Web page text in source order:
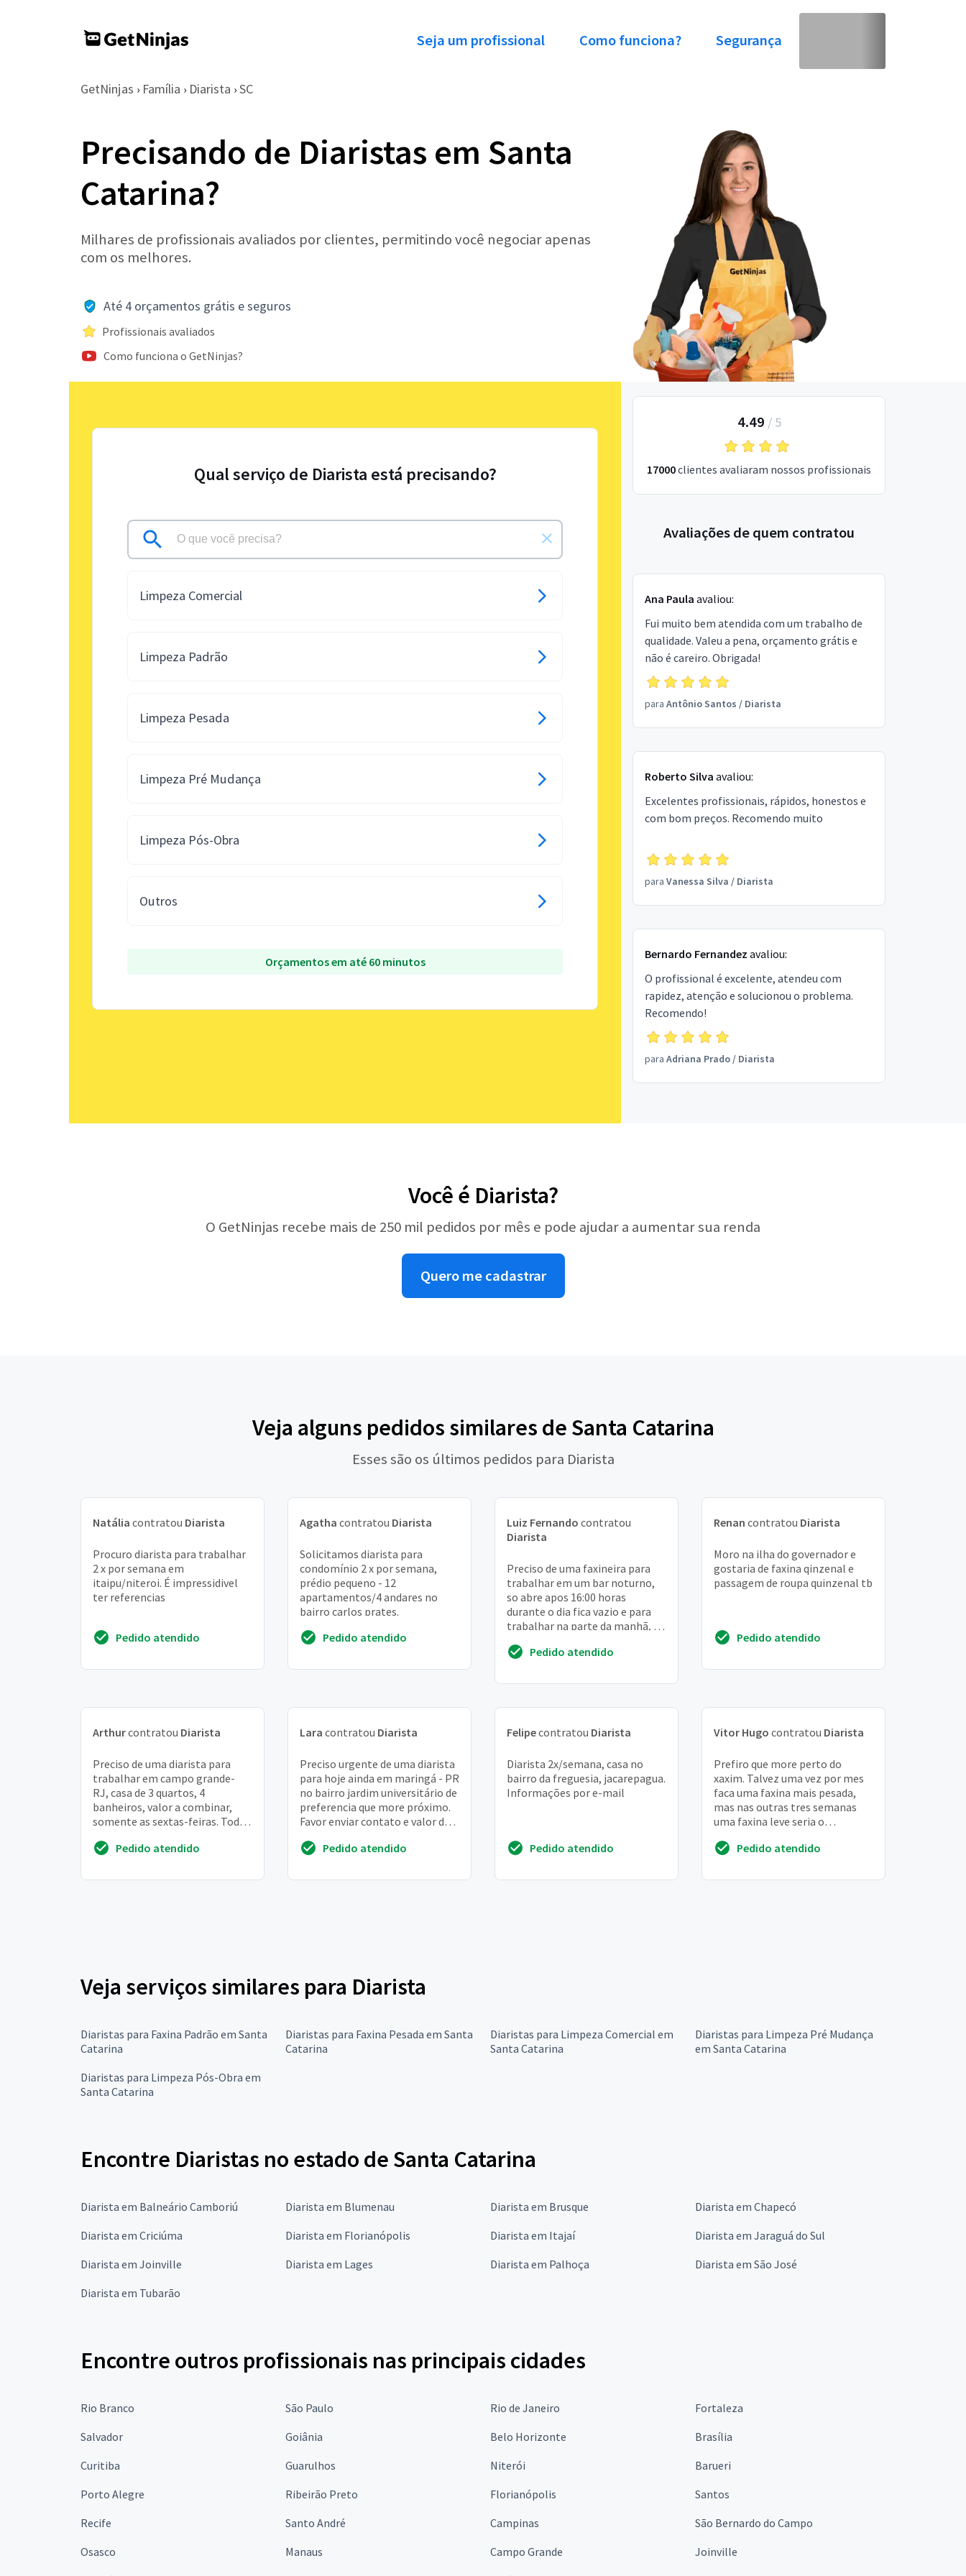
Seja um profissional Como funciona? Segurança
GetNinjas › Família › Diarista › SC
Precisando de Diaristas em Santa
Catarina?
Milhares de profissionais avaliados por clientes, permitindo você negociar apenas
com os melhores.
Até 4 orçamentos grátis e seguros
Profissionais avaliados
Como funciona o GetNinjas?
Qual serviço de Diarista está precisando?
Limpeza Comercial
Limpeza Padrão
Limpeza Pesada
Limpeza Pré Mudança
Limpeza Pós-Obra
Outros
Orçamentos em até 60 minutos
4.49 / 5
17000clientes avaliaram nossos profissionais
Avaliações de quem contratou
Ana Paula avaliou:
Fui muito bem atendida com um trabalho de
qualidade. Valeu a pena, orçamento grátis e
não é careiro. Obrigada!
para Antônio Santos / Diarista
Roberto Silva avaliou:
Excelentes profissionais, rápidos, honestos e
com bom preços. Recomendo muito
para Vanessa Silva / Diarista
Bernardo Fernandez avaliou:
O profissional é excelente, atendeu com
rapidez, atenção e solucionou o problema.
Recomendo!
para Adriana Prado/ Diarista
Você é Diarista?
O GetNinjas recebe mais de 250 mil pedidos por mês e pode ajudar a aumentar sua renda
Quero me cadastrar
Veja alguns pedidos similares de Santa Catarina
Esses são os últimos pedidos para Diarista
Natália contratou Diarista
Procuro diarista para trabalhar
2 x por semana em
itaipu/niteroi. É impressidivel
ter referencias
Pedido atendido
Agatha contratou Diarista
Solicitamos diarista para
condomínio 2 x por semana,
prédio pequeno - 12
apartamentos/4 andares no
bairro carlos prates.
Pedido atendido
Luiz Fernando contratou
Diarista
Preciso de uma faxineira para
trabalhar em um bar noturno,
so abre apos 16:00 horas
durante o dia fica vazio e para
trabalhar na parte da manhã, o
ipiranga pro...
Pedido atendido
Renan contratou Diarista
Moro na ilha do governador e
gostaria de faxina qinzenal e
passagem de roupa quinzenal tb
Pedido atendido
Arthurcontratou Diarista
Preciso de uma diarista para
trabalhar em campo grande-
RJ, casa de 3 quartos, 4
banheiros, valor a combinar,
somente as sextas-feiras. Todo
tenho animais ...
Pedido atendido
Lara contratou Diarista
Preciso urgente de uma diarista
para hoje ainda em maringá - PR
no bairro jardim universitário de
preferencia que more próximo.
Favor enviar contato e valor da
Pedido atendido
Felipecontratou Diarista
Diarista 2x/semana, casa no
bairro da freguesia, jacarepagua.
Informações por e-mail
Pedido atendido
Vitor Hugo contratou Diarista
Prefiro que more perto do
xaxim. Talvez uma vez por mes
faca uma faxina mais pesada,
mas nas outras tres semanas
uma faxina leve seria o
na escolha da di...
Pedido atendido
Veja serviços similares para Diarista
Diaristas para Faxina Padrão em Santa
Catarina
Diaristas para Faxina Pesada em Santa
Catarina
Diaristas para Limpeza Comercial em
Santa Catarina
Diaristas para Limpeza Pré Mudança
em Santa Catarina
Diaristas para Limpeza Pós-Obra em
Santa Catarina
Encontre Diaristas no estado de Santa Catarina
Diarista em Balneário Camboriú Diarista em Blumenau Diarista em Brusque
Diarista em Chapecó
Diarista em Criciúma
Diarista em Florianópolis Diarista em Itajaí
Diarista em Jaraguá do Sul
Diarista em Joinville
Diarista em Lages Diarista em Palhoça
Diarista em São José
Diarista em Tubarão
Encontre outros profissionais nas principais cidades
Rio Branco São Paulo Rio de Janeiro
Fortaleza
Salvador
Goiânia Belo Horizonte
Brasília
Curitiba
Guarulhos Niterói
Barueri
Porto Alegre
Ribeirão Preto Florianópolis
Santos
Recife
Santo André Campinas
São Bernardo do Campo
Osasco
Manaus Campo Grande
Joinville